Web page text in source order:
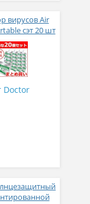
вирусов Air
сэт 20 шт
Doctor